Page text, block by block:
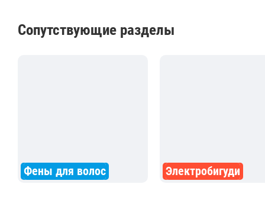
Сопутствующие разделы
Фены для волос Электробигуди